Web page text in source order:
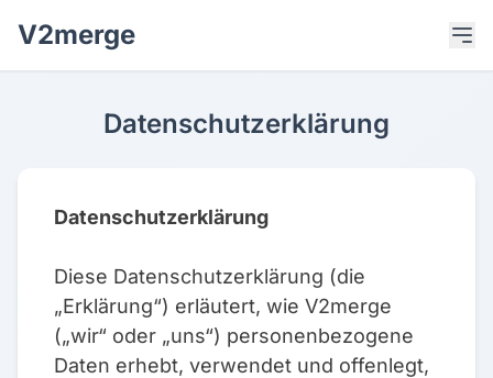
V2merge
Datenschutzerklärung
Datenschutzerklärung
Diese Datenschutzerklärung (die
„Erklärung“) erläutert, wie V2merge
(„wir“ oder „uns“) personenbezogene
Daten erhebt, verwendet und offenlegt,